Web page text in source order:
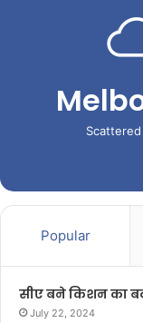
Popular
सीए बने किशन का
July 22, 2024